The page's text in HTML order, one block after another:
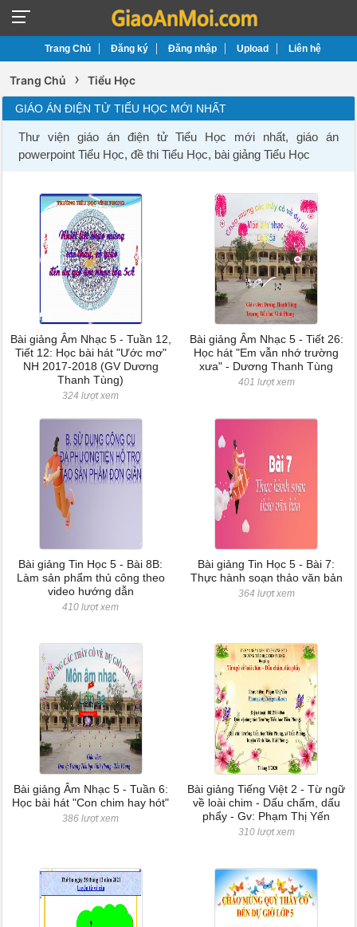
Trang Chủ Đăng ký Đăng nhập Upload Liên hệ
Trang Chủ › Tiểu Học
GIÁO ÁN ĐIỆN TỬ TIỂU HỌC MỚI NHẤT
Thư viện giáo án điện tử Tiểu Học mới nhất, giáo án
powerpoint Tiểu Học, đề thi Tiểu Học, bài giảng Tiểu Học
Bài giảng Âm Nhạc 5 - Tuần 12,
Tiết 12: Học bài hát "Ước mơ"
NH 2017-2018 (GV Dương
Thanh Tùng)
324 lượt xem
Bài giảng Âm Nhạc 5 - Tiết 26:
Học hát "Em vẫn nhớ trường
xưa" - Dương Thanh Tùng
401 lượt xem
Bài giảng Tin Học 5 - Bài 8B:
Làm sản phẩm thủ công theo
video hướng dẫn
410 lượt xem
Bài giảng Tin Học 5 - Bài 7:
Thực hành soạn thảo văn bản
364 lượt xem
Bài giảng Âm Nhạc 5 - Tuần 6:
Học bài hát "Con chim hay hót"
386 lượt xem
Bài giảng Tiếng Việt 2 - Từ ngữ
về loài chim - Dấu chấm, dấu
phẩy - Gv: Phạm Thị Yến
310 lượt xem